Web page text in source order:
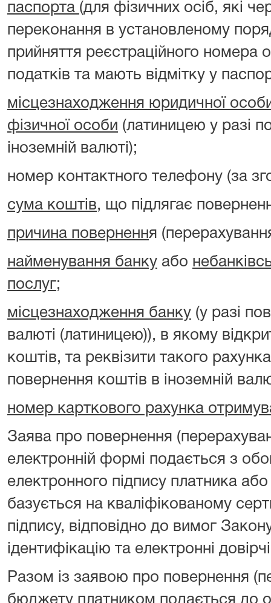
паспорта (для фізичних осіб, які
переконання в установленому
прийняття реєстраційного номера
податків та мають відмітку у
місцезнаходження юридичної
фізичної особи (латиницею у разі
іноземній валюті);
номер контактного телефону (за
сума коштів, що підлягає
причина повернення
найменування банку або
послуг;
місцезнаходження банку (у разі
валюті (латиницею)), в якому
коштів, та реквізити такого
повернення коштів в іноземній
номер карткового рахунка
Заява про повернення
електронній формі подається з
електронного підпису платника
базується на кваліфікованому
підпису, відповідно до вимог
ідентифікацію та електронні
Разом із заявою про повернення
бюджету платником подається до